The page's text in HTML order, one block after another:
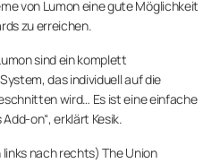
von Lumon eine gute Möglichkeit
zu erreichen.
sind ein komplett
das individuell auf die
wird… Es ist eine einfache
on“, erklärt Kesik.
nach rechts) The Union